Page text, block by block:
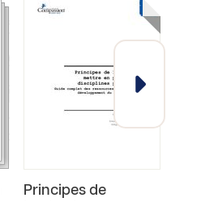
Principes de